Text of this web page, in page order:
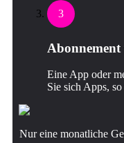
3
Abonnement
Eine App oder
Sie sich Apps,
Nur eine monatliche